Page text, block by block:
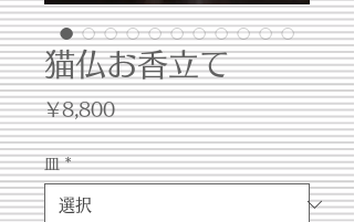
猫仏お香立て
￥8,800価
格
皿 *